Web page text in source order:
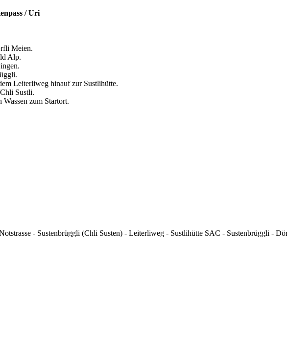
/ Uri
Meien.
Alp.
Leiterliweg hinauf zur Sustlihütte.
Sustli.
zum Startort.
- Sustenbrüggli (Chli Susten) - Leiterliweg - Sustlihütte SAC - Sustenbrüggli -